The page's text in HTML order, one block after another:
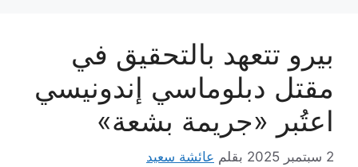
بيرو تتعهد بالتحقيق في
مقتل دبلوماسي إندونيسي
اعتُبر «جريمة بشعة»
2 سبتمبر 2025 بقلم عائشة سعيد